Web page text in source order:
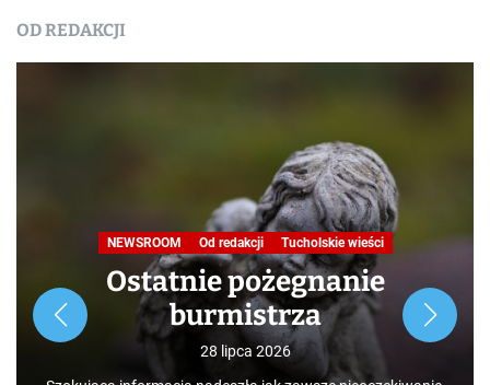
OD REDAKCJI
NEWSROOM Od redakcji Tucholskie wieści
Ostatnie pożegnanie
burmistrza
28 lipca 2026